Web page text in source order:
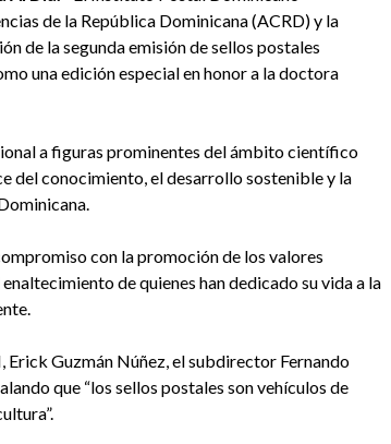
de la República Dominicana (ACRD) y la
de la segunda emisión de sellos postales
una edición especial en honor a la doctora
a figuras prominentes del ámbito científico
del conocimiento, el desarrollo sostenible y la
con la promoción de los valores
de quienes han dedicado su vida a la
Guzmán Núñez, el subdirector Fernando
que “los sellos postales son vehículos de